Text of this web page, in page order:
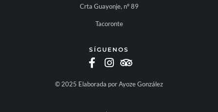
Crta Guayonje, nº 89
Tacoronte
SÍGUENOS
© 2025 Elaborada por Ayoze González